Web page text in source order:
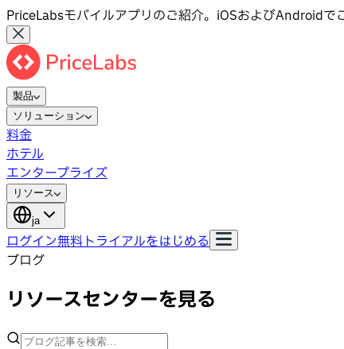
PriceLabsモバイルアプリのご紹介。iOSおよびAndroidで
製品
ソリューション
料金
ホテル
エンタープライズ
リソース
ja
ログイン無料トライアルをはじめる
ブログ
リソースセンターを見る